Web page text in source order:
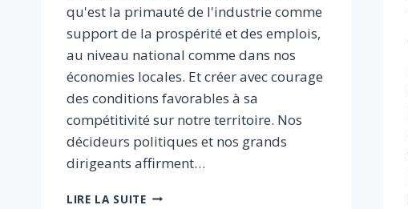
qu'est la primauté de l'industrie comme
support de la prospérité et des emplois,
au niveau national comme dans nos
économies locales. Et créer avec courage
des conditions favorables à sa
compétitivité sur notre territoire. Nos
décideurs politiques et nos grands
dirigeants affirment…
LIRE LA SUITEPRODUIRE